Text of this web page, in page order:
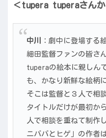
＜tupera tuperaさん
中川
：劇中に登場する
細田監督ファンの皆さ
tuperaの絵本に親しん
も、かなり新鮮な絵柄
そこは監督と３人で相
タイトルだけが最初か
人で相談を重ねて制作
ニババとヒゲ」の作者